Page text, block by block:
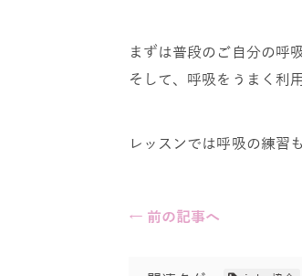
まずは普段のご自分の呼
そして、呼吸をうまく利
レッスンでは呼吸の練習
← 前の記事へ